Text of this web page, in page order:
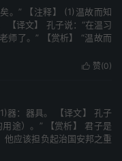
。” 【注释】 (1)温故而知
【译文】 孔子说：“在温习
师了。” 【赏析】 “温故而
 赞(0)
器：器具。 【译文】 孔子
途）。” 【赏析】 君子是
他应该担负起治国安邦之重